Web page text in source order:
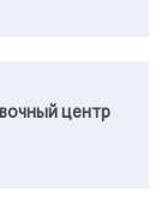
центр